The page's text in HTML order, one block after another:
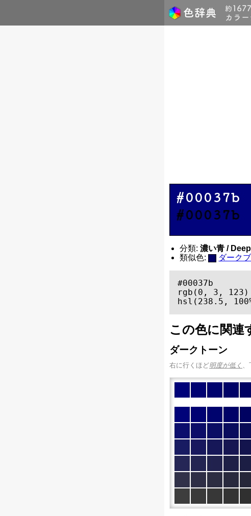
#00037b
#00037b
分類: 濃い青 /
類似色:
ダーク
#00037b
rgb(0, 3, 123)
hsl(238.5,
この色に関連
ダークトーン
右に行くほど明度が低く